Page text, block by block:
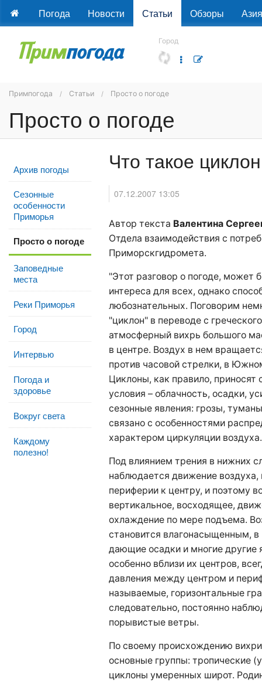
Погода Новости Статьи Обзоры Азия
Город
Примпогода Статьи Просто о погоде
Просто о погоде
Архив погоды
Сезонные
особенности
Приморья
Просто о погоде
Заповедные
места
Реки Приморья
Город
Интервью
Погода и
здоровье
Вокруг света
Каждому
полезно!
Что такое
07.12.2007 13:05
Автор текста Валентина
Отдела взаимодействия с
Приморскгидромета.
"Этот разговор о погоде, может
интереса для всех, однако
любознательных. Поговорим
"циклон" в переводе с
атмосферный вихрь большого
в центре. Воздух в нем
против часовой стрелки, в
Циклоны, как правило,
условия – облачность, осадки,
сезонные явления: грозы,
связано с особенностями
характером циркуляции воздуха.
Под влиянием трения в нижних
наблюдается движение
периферии к центру, и поэтому
вертикальное, восходящее,
охлаждение по мере подъема.
становится влагонасыщенным,
дающие осадки и многие другие
особенно вблизи их центров,
давления между центром и
называемые, горизонтальные
следовательно, постоянно
порывистые ветры.
По своему происхождению
основные группы: тропические
циклоны умеренных широт.